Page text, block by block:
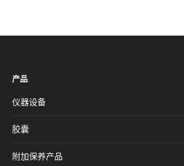
产品
仪器设备
胶囊
附加保养产品